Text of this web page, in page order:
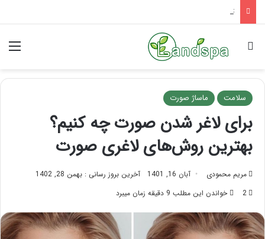
تاثیر ماساژ بر افسردگی؛ با ماساژ درمانی افسردگی را درمان کنید!
جستجو برای
سلامت ماساژ صورت
برای لاغر شدن صورت چه کنیم؟
بهترین روش‌های لاغری صورت
مریم محمودی آبان 16, 1401
آخرین بروز رسانی : بهمن 28, 1402
2
خواندن این مطلب 9 دقیقه زمان میبرد